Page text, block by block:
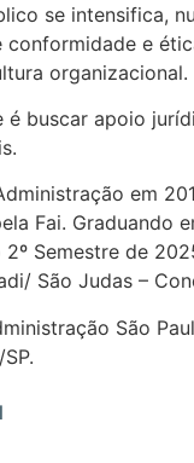
se intensifica,
e
organizacional.
é buscar apoio
em
Fai. Graduando
Semestre de
São Judas –
São